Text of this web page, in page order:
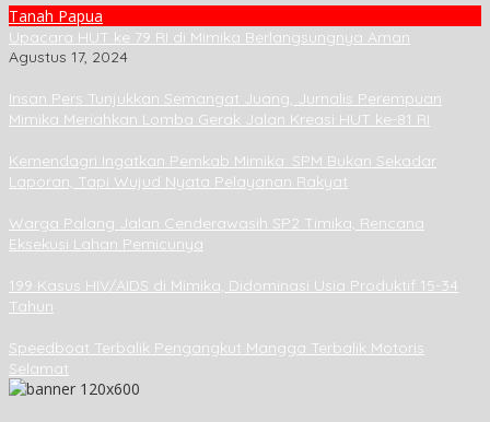
Tanah Papua
Upacara HUT ke 79 RI di Mimika Berlangsungnya Aman
Agustus 17, 2024
Insan Pers Tunjukkan Semangat Juang, Jurnalis Perempuan
Mimika Meriahkan Lomba Gerak Jalan Kreasi HUT ke-81 RI
Kemendagri Ingatkan Pemkab Mimika: SPM Bukan Sekadar
Laporan, Tapi Wujud Nyata Pelayanan Rakyat
Warga Palang Jalan Cenderawasih SP2 Timika, Rencana
Eksekusi Lahan Pemicunya
199 Kasus HIV/AIDS di Mimika, Didominasi Usia Produktif 15-34
Tahun
Speedboat Terbalik Pengangkut Mangga Terbalik Motoris
Selamat